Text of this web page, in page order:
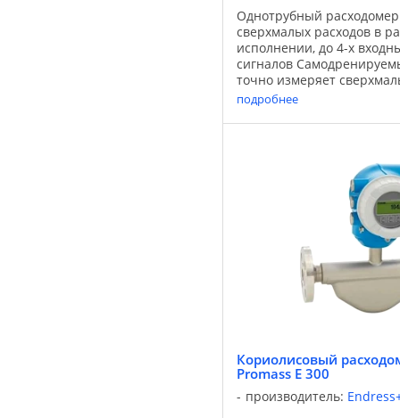
Однотрубный
сверхмалых расходов в
исполнении, до 4-х
сигналов
точно измеряет
жидкостей и газов,
высоким давлением. Он
подробнее
Кориолисовый
Promass E 300
производитель: